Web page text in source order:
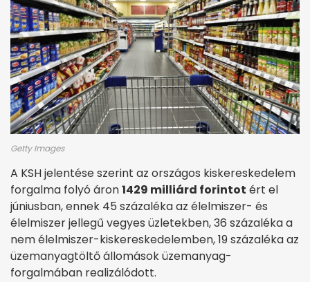
Getty Images
A KSH jelentése szerint az országos kiskereskedelem
forgalma folyó áron1429 milliárd forintot ért el
júniusban, ennek 45 százaléka az élelmiszer- és
élelmiszer jellegű vegyes üzletekben, 36 százaléka a
nem élelmiszer-kiskereskedelemben, 19 százaléka az
üzemanyagtöltő állomások üzemanyag-
forgalmában realizálódott.